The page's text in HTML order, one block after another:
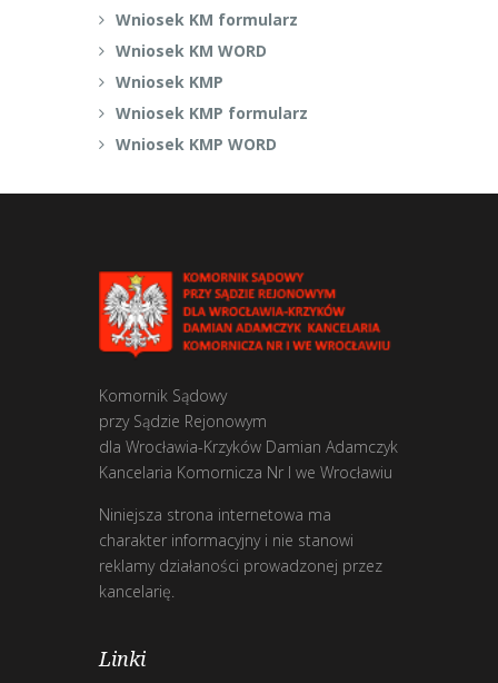
Wniosek KM formularz
Wniosek KM WORD
Wniosek KMP
Wniosek KMP formularz
Wniosek KMP WORD
Komornik Sądowy
przy Sądzie Rejonowym
dla Wrocławia-Krzyków Damian Adamczyk
Kancelaria Komornicza Nr I we Wrocławiu
Niniejsza strona internetowa ma
charakter informacyjny i nie stanowi
reklamy działaności prowadzonej przez
kancelarię.
Linki